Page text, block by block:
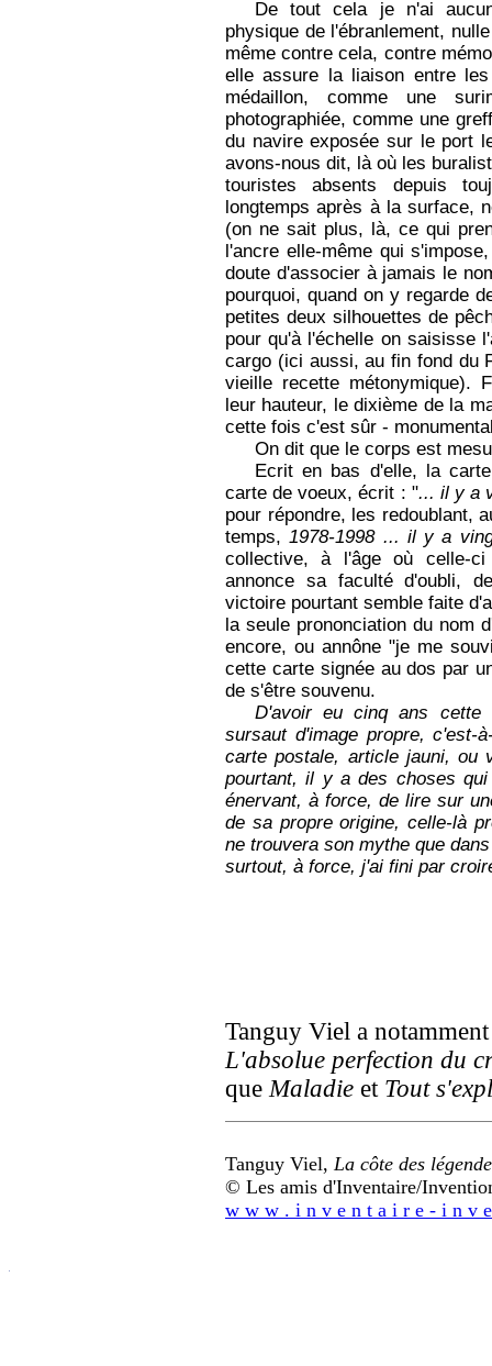
De tout cela je n'ai
physique de l'ébranlement,
même contre cela, contre
elle assure la liaison entre
médaillon, comme une
photographiée, comme une
du navire exposée sur le port
avons-nous dit, là où les
touristes absents depuis
longtemps après à la surface,
(on ne sait plus, là, ce qui
l'ancre elle-même qui
doute d'associer à jamais le
pourquoi, quand on y regarde
petites deux silhouettes de
pour qu'à l'échelle on saisisse
cargo (ici aussi, au fin fond du
vieille recette métonymique).
leur hauteur, le dixième de la
cette fois c'est sûr -
On dit que le corps est
Ecrit en bas d'elle, la
carte de voeux, écrit : "... il y a
pour répondre, les redoublant,
temps,1978-1998 ... il y a
collective, à l'âge où celle-
annonce sa faculté d'oubli,
victoire pourtant semble faite
la seule prononciation du nom
encore, ou annône "je me
cette carte signée au dos par
de s'être souvenu.
D'avoir eu cinq ans cette
sursaut d'image propre, c'est-
carte postale, article jauni, ou
pourtant, il y a des choses
énervant, à force, de lire sur
de sa propre origine, celle-là
ne trouvera son mythe que
surtout, à force, j'ai fini par
Tanguy Viel a
L'absolue perfection du
queMaladie et Tout
Tanguy Viel, La côte des
© Les amis d'Inventaire/
w w w . i n v e n t a i r e - i n v